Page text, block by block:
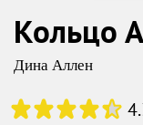
Кольцо
Дина Аллен